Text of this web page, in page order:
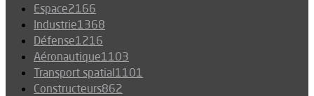
Espace2166
Industrie1368
Défense1216
Aéronautique1103
Transport spatial1101
Constructeurs862